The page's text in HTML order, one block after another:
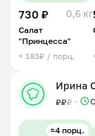
730 ₽ 0,6 кг
Салат
"Принцесса"
≈ 183₽ / порц.
Ирина
₽₽₽
≈4 порц.